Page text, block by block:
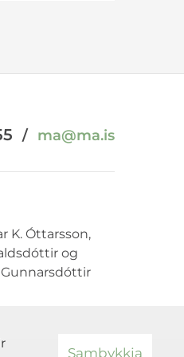
/ ma@ma.is
K. Óttarsson,
og
Samþykkja